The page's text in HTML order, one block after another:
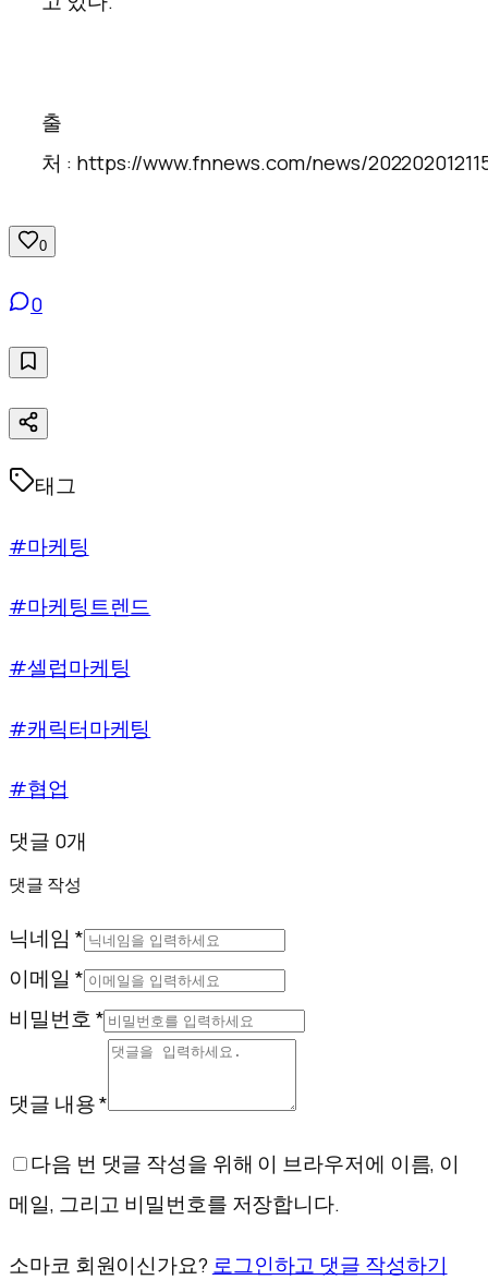
출
처 : https://www.fnnews.com/news/
0
0
태그
#마케팅
#마케팅트렌드
#셀럽마케팅
#캐릭터마케팅
#협업
댓글 0개
댓글 작성
닉네임 *
이메일 *
비밀번호 *
댓글 내용 *
다음 번 댓글 작성을 위해 이 브라우저에 이름, 이
메일, 그리고 비밀번호를 저장합니다.
소마코 회원이신가요? 로그인하고 댓글 작성하기